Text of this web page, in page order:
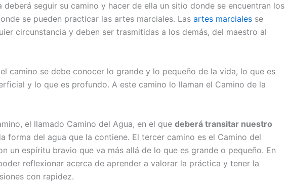
deberá seguir su camino y hacer de ella un sitio donde se encuentran los
se pueden practicar las artes marciales. Las artes marciales se
circunstancia y deben ser trasmitidas a los demás, del maestro al
camino se debe conocer lo grande y lo pequeño de la vida, lo que es
y lo que es profundo. A este camino lo llaman el Camino de la
el llamado Camino del Agua, en el que deberá transitar nuestro
forma del agua que la contiene. El tercer camino es el Camino del
un espíritu bravio que va más allá de lo que es grande o pequeño. En
reflexionar acerca de aprender a valorar la práctica y tener la
con rapidez.